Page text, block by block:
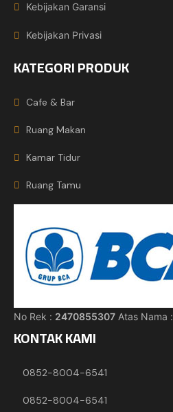
Kebijakan Garansi
Kebijakan Privasi
KATEGORI PRODUK
Cafe & Bar
Ruang Makan
Kamar Tidur
Ruang Tamu
No Rek : 2470855307 Atas Nama :
KONTAK KAMI
0852-8004-6541
0852-8004-6541